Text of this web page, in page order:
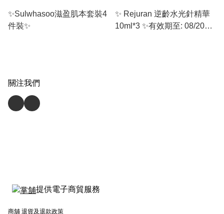
✨Sulwhasoo滋盈肌本套裝4
件裝✨
✨ Rejuran 逆齡水光針精華
10ml*3 ✨有效期至: 08/2026
關注我們
提供電子商貿服務
商舖 退貨及退款政策